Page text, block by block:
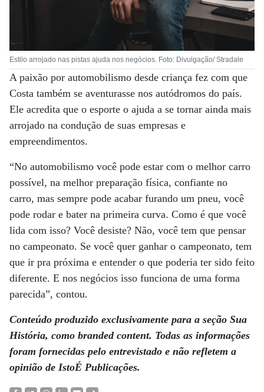
Estilo arrojado nas pistas ajuda nos negócios. Foto: Divulgação/ Stradale
A paixão por automobilismo desde criança fez com que
Costa também se aventurasse nos autódromos do país.
Ele acredita que o esporte o ajuda a se tornar ainda mais
arrojado na condução de suas empresas e
empreendimentos.
“No automobilismo você pode estar com o melhor carro
possível, na melhor preparação física, confiante no
carro, mas sempre pode acabar furando um pneu, você
pode rodar e bater na primeira curva. Como é que você
lida com isso? Você desiste? Não, você tem que pensar
no campeonato. Se você quer ganhar o campeonato, tem
que ir pra próxima e entender o que poderia ter sido feito
diferente. E nos negócios isso funciona de uma forma
parecida”, contou.
Conteúdo produzido exclusivamente para a seção Sua
História, como branded content. Todas as informações
foram fornecidas pelo entrevistado e não refletem a
opinião de IstoÉ Publicações.